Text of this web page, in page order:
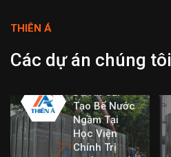
THIÊN Á
Các dự án chúng tôi
Tạo Bể Nước
Ngầm Tại
Học Viện
Chính Trị